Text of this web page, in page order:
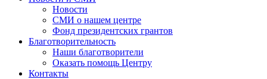
Новости
СМИ о нашем центре
Фонд президентских грантов
Благотворительность
Наши благотворители
Оказать помощь Центру
Контакты